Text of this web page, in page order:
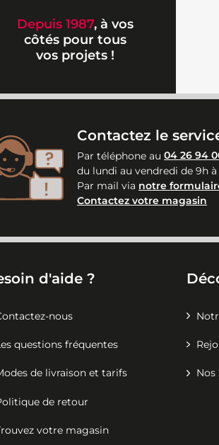
Depuis 1987, à vos
côtés pour tous
vos projets !
Contactez le
Par téléphone au 04 26 94
du lundi au vendredi de 9h à
Par mail via notre
Contactez votre magasin
d'aide ?
nous
questions fréquentes
de livraison et tarifs
de retour
votre magasin
Nos